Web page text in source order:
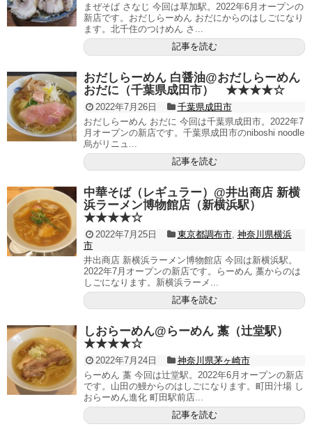
まぜそば さなじ 今回は草加駅。2022年6月オープンの
新店です。おだしらーめん おだにからのはしごになり
ます。北千住のつけめん さ...
記事を読む
おだしらーめん 白醤油@おだしらーめん
おだに（千葉県成田市） ★★★★☆
2022年7月26日
千葉県成田市
おだしらーめん おだに 今回は千葉県成田市。2022年7
月オープンの新店です。千葉県成田市のniboshi noodle
烏がリニュ...
記事を読む
中華そば（レギュラー）@井出商店 新横
浜ラーメン博物館店（新横浜駅）
★★★★☆
2022年7月25日 東京都調布市, 神奈川県横浜
市
井出商店 新横浜ラーメン博物館店 今回は新横浜駅。
2022年7月オープンの新店です。らーめん 藁からのは
しごになります。新横浜ラーメ...
記事を読む
しおらーめん@らーめん 藁（辻堂駅）
★★★★☆
2022年7月24日
神奈川県茅ヶ崎市
らーめん 藁 今回は辻堂駅。2022年6月オープンの新店
です。山田の鰻からのはしごになります。町田汁場 し
おらーめん進化 町田駅前店...
記事を読む